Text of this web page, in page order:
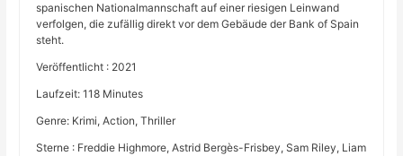
spanischen Nationalmannschaft auf einer riesigen Leinwand
verfolgen, die zufällig direkt vor dem Gebäude der Bank of Spain
steht.
Veröffentlicht : 2021
Laufzeit: 118 Minutes
Genre: Krimi, Action, Thriller
Sterne : Freddie Highmore, Astrid Bergès-Frisbey, Sam Riley, Liam